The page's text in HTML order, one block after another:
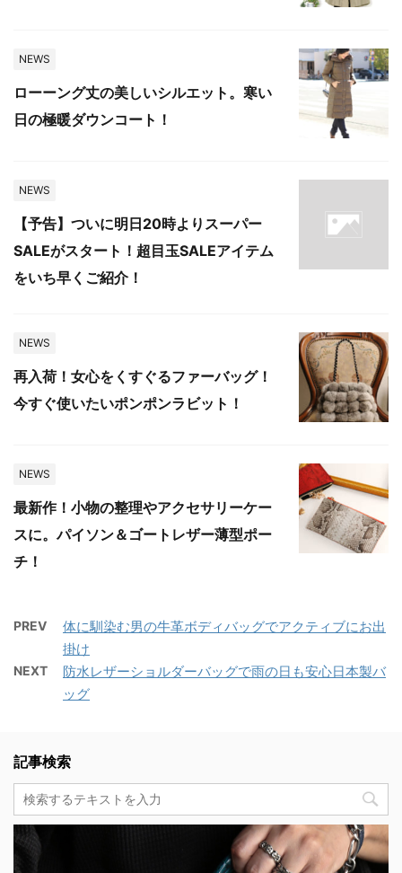
NEWS
ローーング丈の美しいシルエット。寒い
日の極暖ダウンコート！
NEWS
【予告】ついに明日20時よりスーパー
SALEがスタート！超目玉SALEアイテム
をいち早くご紹介！
NEWS
再入荷！女心をくすぐるファーバッグ！
今すぐ使いたいポンポンラビット！
NEWS
最新作！小物の整理やアクセサリーケー
スに。パイソン＆ゴートレザー薄型ポー
チ！
PREV
体に馴染む男の牛革ボディバッグでアクティブにお出
掛け
NEXT
防水レザーショルダーバッグで雨の日も安心日本製バ
ッグ
記事検索